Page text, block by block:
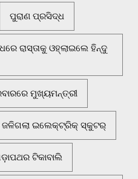
ପୁରାଣ ପ୍ରସିଦ୍ଧ
ରାସ୍ତାକୁ ଓହ୍ଲାଇଲେ ହିନ୍ଦୁ
ମୁଖ୍ୟମନ୍ତ୍ରୀ
ଜଳିଗଲା ଇଲେକ୍ଟ୍ରିକ୍ ସ୍କୁଟର୍
ଟିକାବାଲି